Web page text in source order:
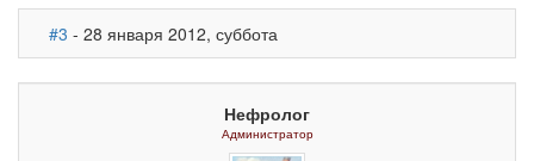
#3 - 28 января 2012, суббота
Нефролог
Администратор